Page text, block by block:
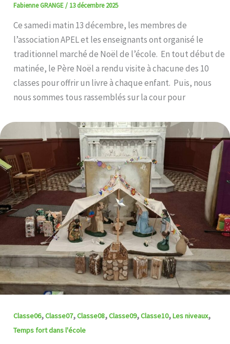
Fabienne GRANGE/ 13 décembre 2025
Ce samedi matin 13 décembre, les membres de
l’association APEL et les enseignants ont organisé le
traditionnel marché de Noël de l’école. En tout début de
matinée, le Père Noël a rendu visite à chacune des 10
classes pour offrir un livre à chaque enfant. Puis, nous
nous sommes tous rassemblés sur la cour pour
Classe06,Classe07,Classe08,Classe09,Classe10,Les niveaux,
Temps fort dans l'école